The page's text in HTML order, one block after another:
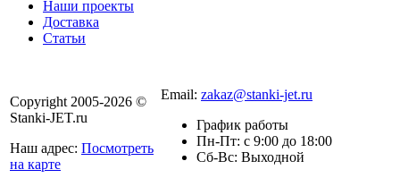
Наши проекты
Доставка
Статьи
Copyright 2005-2026 ©
Stanki-JET.ru
Наш адрес: Посмотреть
на карте
Email: zakaz@stanki-jet.ru
График работы
Пн-Пт: с 9:00 до 18:00
Сб-Вс: Выходной